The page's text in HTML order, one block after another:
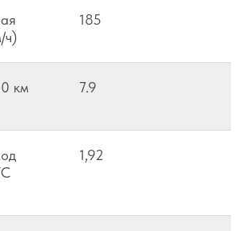
ч)
185
км
7.9
1,92